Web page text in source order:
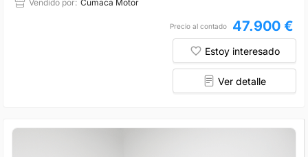
Vendido por: Cumaca Motor
Precio al contado 47.900 €
Estoy interesado
Ver detalle